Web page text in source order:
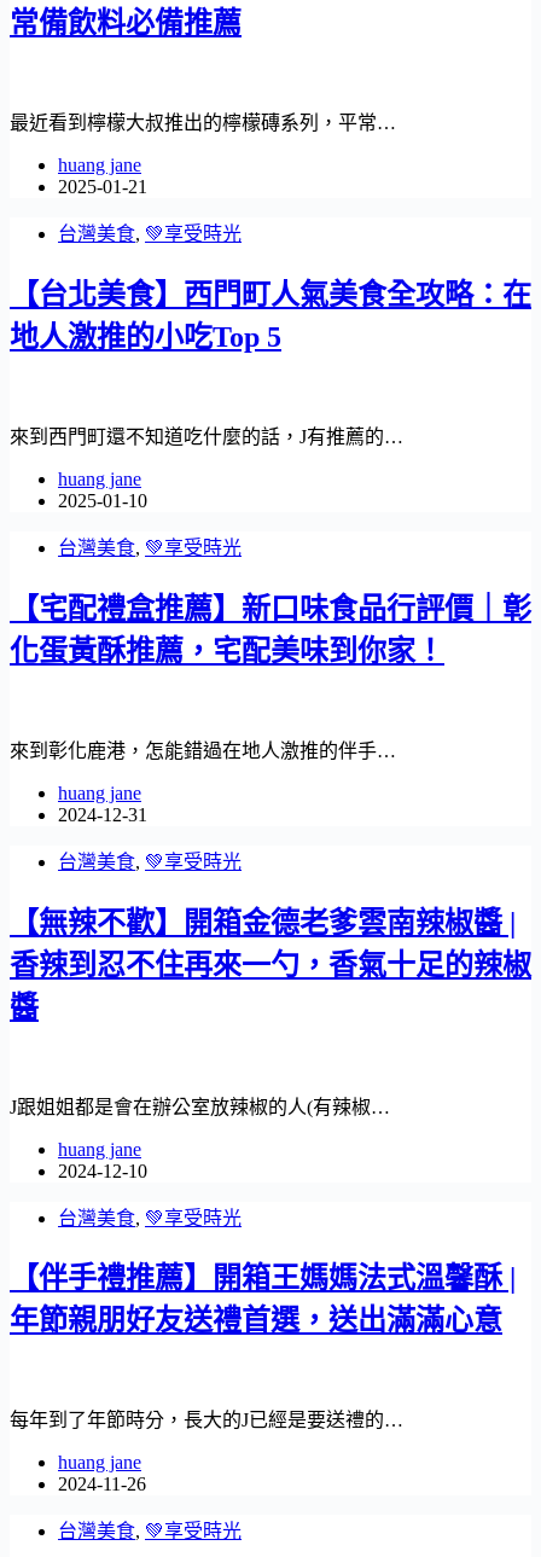
常備飲料必備推薦
最近看到檸檬大叔推出的檸檬磚系列，平常…
huang jane
2025-01-21
台灣美食, 💚享受時光
【台北美食】西門町人氣美食全攻略：在
地人激推的小吃Top 5
來到西門町還不知道吃什麼的話，J有推薦的…
huang jane
2025-01-10
台灣美食, 💚享受時光
【宅配禮盒推薦】新口味食品行評價｜彰
化蛋黃酥推薦，宅配美味到你家！
來到彰化鹿港，怎能錯過在地人激推的伴手…
huang jane
2024-12-31
台灣美食, 💚享受時光
【無辣不歡】開箱金德老爹雲南辣椒醬 |
香辣到忍不住再來一勺，香氣十足的辣椒
醬
J跟姐姐都是會在辦公室放辣椒的人(有辣椒…
huang jane
2024-12-10
台灣美食, 💚享受時光
【伴手禮推薦】開箱王媽媽法式溫馨酥 |
年節親朋好友送禮首選，送出滿滿心意
每年到了年節時分，長大的J已經是要送禮的…
huang jane
2024-11-26
台灣美食, 💚享受時光